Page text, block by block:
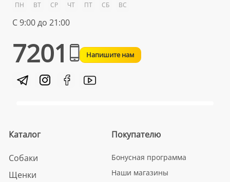
ПН ВТ СР ЧТ ПТ СБ ВС
С 9:00 до 21:00
7201 Напишите нам
Каталог
Собаки
Щенки
Покупателю
Бонусная программа
Наши магазины